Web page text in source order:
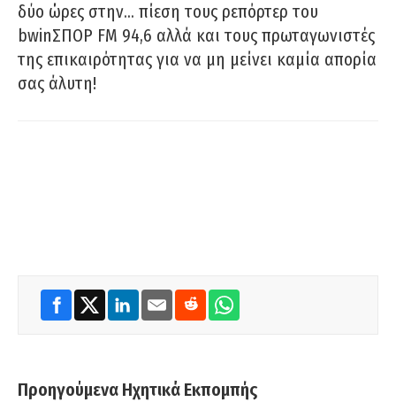
δύο ώρες στην… πίεση τους ρεπόρτερ του
bwinΣΠΟΡ FM 94,6 αλλά και τους πρωταγωνιστές
της επικαιρότητας για να μη μείνει καμία απορία
σας άλυτη!
Προηγούμενα Ηχητικά Εκπομπής